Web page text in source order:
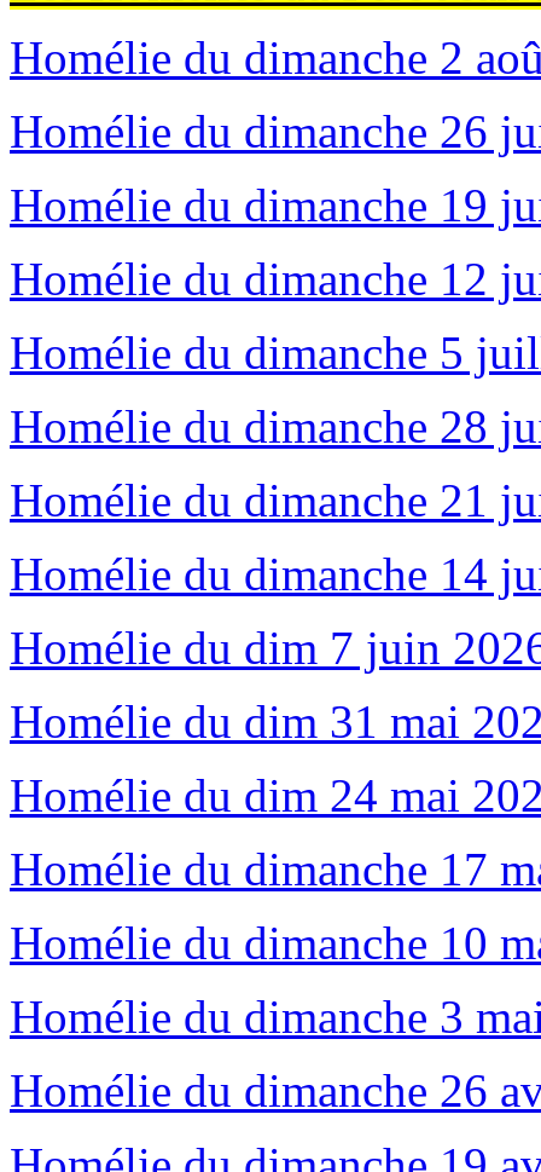
Homélie du dimanche 2
Homélie du dimanche 26
Homélie du dimanche 19
Homélie du dimanche 12
Homélie du dimanche 5
Homélie du dimanche 28
Homélie du dimanche 21
Homélie du dimanche 14
Homélie du dim 7 juin
Homélie du dim 31 mai
Homélie du dim 24 mai
Homélie du dimanche 17
Homélie du dimanche 10
Homélie du dimanche 3
Homélie du dimanche 26